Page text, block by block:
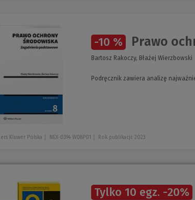
-10 % Prawo
Bartosz Rakoczy, Błażej Wierzbowski
Podręcznik zawiera analizę
Kluwer Polska NEX-0394 W08P01 Rok publikacji: 2023
Tylko 10 egz. -20%